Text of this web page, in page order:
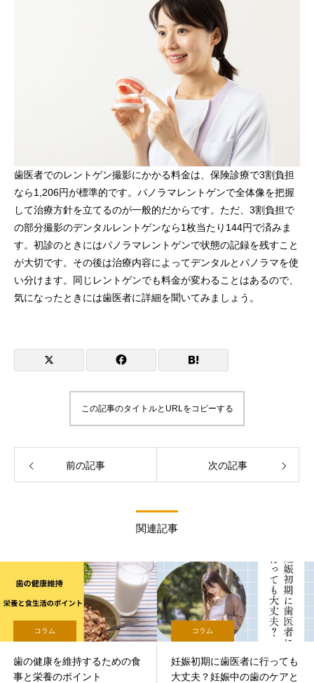
歯医者でのレントゲン撮影にかかる料金は、保険診療で3割負担
なら1,206円が標準的です。パノラマレントゲンで全体像を把握
して治療方針を立てるのが一般的だからです。ただ、3割負担で
の部分撮影のデンタルレントゲンなら1枚当たり144円で済みま
す。初診のときにはパノラマレントゲンで状態の記録を残すこと
が大切です。その後は治療内容によってデンタルとパノラマを使
い分けます。同じレントゲンでも料金が変わることはあるので、
気になったときには歯医者に詳細を聞いてみましょう。
この記事のタイトルとURLをコピーする
前の記事 次の記事
関連記事
コラム
歯の健康を維持するための食
事と栄養のポイント
コラム
妊娠初期に歯医者に行っても
大丈夫？妊娠中の歯のケアと